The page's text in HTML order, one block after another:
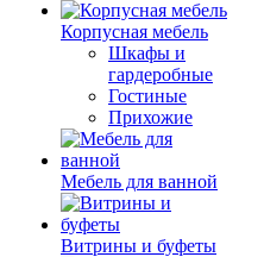
Корпусная мебель
Шкафы и
гардеробные
Гостиные
Прихожие
Мебель для ванной
Витрины и буфеты